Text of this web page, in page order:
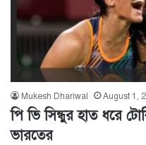
Mukesh Dhariwal August 1,
পি ভি সিন্ধুর হাত ধরে
ভারতের